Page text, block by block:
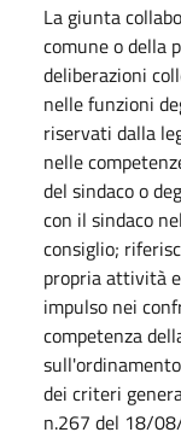
La giunta
comune o della
deliberazioni
nelle funzioni
riservati dalla
nelle
del sindaco o
con il sindaco
consiglio;
propria attività
impulso nei
competenza
dei criteri
n.267 del 18/